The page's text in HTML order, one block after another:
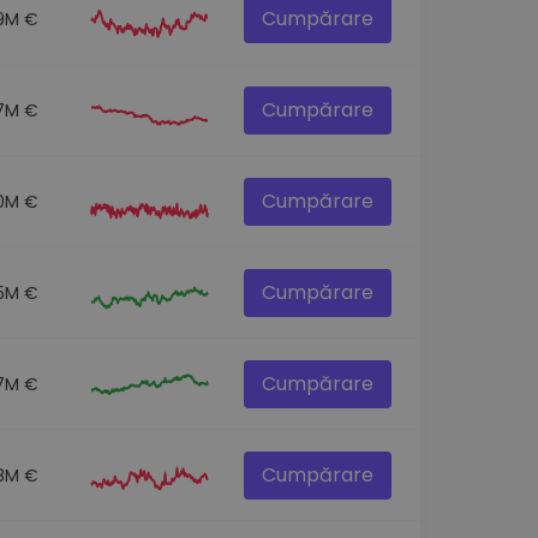
€ Cumpărare
€ Cumpărare
€ Cumpărare
€ Cumpărare
€ Cumpărare
€ Cumpărare